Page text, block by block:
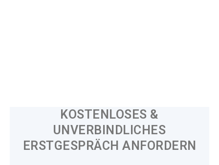
KOSTENLOSES &
UNVERBINDLICHES
ERSTGESPRÄCH ANFORDERN